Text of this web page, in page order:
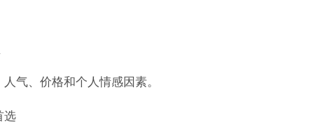
气、价格和个人情感因素。
选